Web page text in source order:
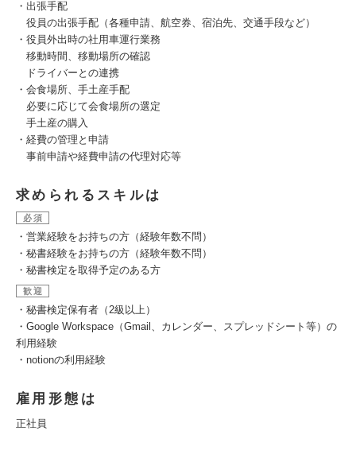
・出張手配
役員の出張手配（各種申請、航空券、宿泊先、交通手段など）
・役員外出時の社用車運行業務
移動時間、移動場所の確認
ドライバーとの連携
・会食場所、手土産手配
必要に応じて会食場所の選定
手土産の購入
・経費の管理と申請
事前申請や経費申請の代理対応等
求められるスキルは
必須
・営業経験をお持ちの方（経験年数不問）
・秘書経験をお持ちの方（経験年数不問）
・秘書検定を取得予定のある方
歓迎
・秘書検定保有者（2級以上）
・Google Workspace（Gmail、カレンダー、スプレッドシート等）の
利用経験
・notionの利用経験
雇用形態は
正社員